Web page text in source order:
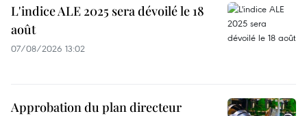
L'indice ALE 2025 sera dévoilé le 18
août
07/08/2026 13:02
Approbation du plan directeur